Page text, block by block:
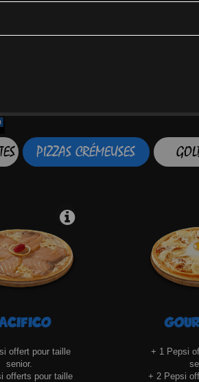
PIZZAS CRÉMEUSES
offert pour taille
senior.
offerts pour taille
+ 1 Pepsi
+ 2 Pepsi